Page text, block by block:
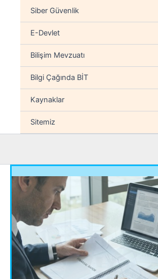
Siber Güvenlik
E-Devlet
Bilişim Mevzuatı
Bilgi Çağında BİT
Kaynaklar
Sitemiz